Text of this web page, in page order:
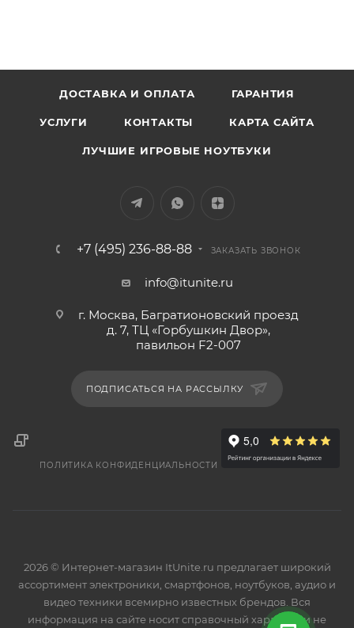
ДОСТАВКА И ОПЛАТА ГАРАНТИЯ
УСЛУГИ КОНТАКТЫ КАРТА САЙТА
ЛУЧШИЕ ИГРОВЫЕ НОУТБУКИ
+7 (495) 236-88-88 ЗАКАЗАТЬ ЗВОНОК
info@itunite.ru
г. Москва, Багратионовский проезд
д. 7, ТЦ «Горбушкин Двор»,
павильон F2-007
ПОДПИСАТЬСЯ НА РАССЫЛКУ
ПОЛИТИКА КОНФИДЕНЦИАЛЬНОСТИ
2026 © Интернет-магазин ItUnite.ru предлагает широкий
ассортимент электроники, смартфонов, ноутбуков, аудио и
видео техники всемирно известных брендов. Вся
информация на сайте носит справочный характер и не